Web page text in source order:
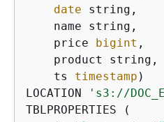
date string,
    name string,
    price
bigint ,
    product string,
    ts
timestamp )
LOCATION
's3://
TBLPROPERTIES (